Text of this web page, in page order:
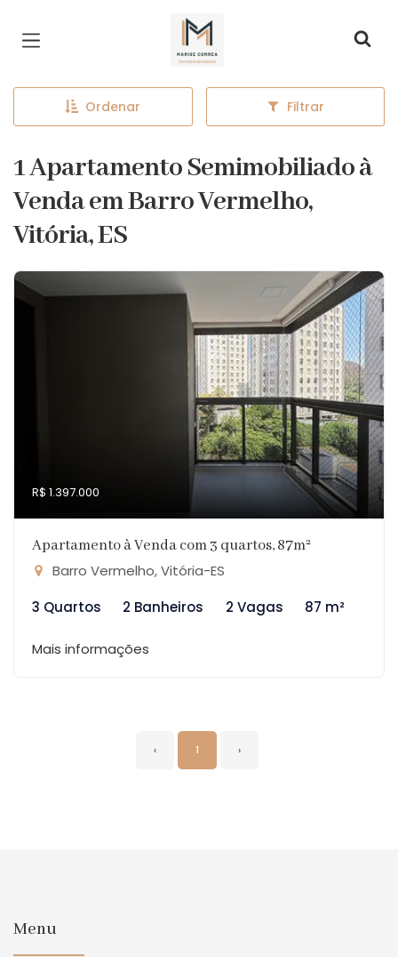
Página inicial
Ordenar Filtrar
1 Apartamento Semimobiliado à
Venda em Barro Vermelho,
Vitória, ES
R$ 1.397.000
Apartamento à Venda com 3 quartos, 87m²
Barro Vermelho, Vitória-ES
3 Quartos
2 Banheiros 2 Vagas 87 m²
Mais informações
‹ 1 ›
Menu